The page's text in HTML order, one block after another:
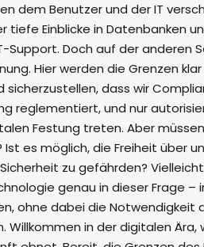
dem Benutzer und der IT
tiefe Einblicke in Datenbanken
Support. Doch auf der anderen
Hier werden die Grenzen
sicherzustellen, dass wir
reglementiert, und nur
Festung treten. Aber
Ist es möglich, die Freiheit über
zu gefährden?
genau in dieser Frage –
ohne dabei die Notwendigkeit
Willkommen in der digitalen